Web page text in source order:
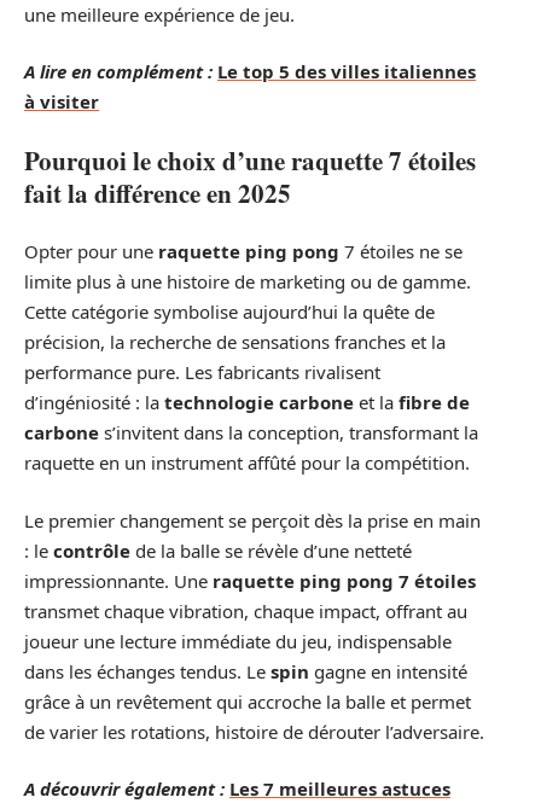
une meilleure expérience de jeu.
A lire en complément : Le top 5 des villes italiennes
à visiter
Pourquoi le choix d’une raquette 7 étoiles
fait la différence en 2025
Opter pour une raquette ping pong 7 étoiles ne se
limite plus à une histoire de marketing ou de gamme.
Cette catégorie symbolise aujourd’hui la quête de
précision, la recherche de sensations franches et la
performance pure. Les fabricants rivalisent
d’ingéniosité : la technologie carbone et la fibre de
carbone s’invitent dans la conception, transformant la
raquette en un instrument affûté pour la compétition.
Le premier changement se perçoit dès la prise en main
: le contrôle de la balle se révèle d’une netteté
impressionnante. Une raquette ping pong 7 étoiles
transmet chaque vibration, chaque impact, offrant au
joueur une lecture immédiate du jeu, indispensable
dans les échanges tendus. Le spin gagne en intensité
grâce à un revêtement qui accroche la balle et permet
de varier les rotations, histoire de dérouter l’adversaire.
A découvrir également : Les 7 meilleures astuces